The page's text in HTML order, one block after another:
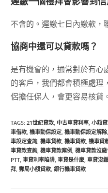
不會的。遲繳七日內繳款，
協商中還可以貸款嗎？
是有機會的，通常對於有心
的客戶，我們都會積極處理
侶擔任保人，會更容易核貸
TAGS:21世紀貸款 中古車貸利率 小額
車借款 機車動保設定 機車動保設定解除
車設定查詢 機車貸款 機車貸款 機車貸
車貸款查詢 機車貸款案例 機車貸款沒
PTT 車貸利率陷阱 車貸是什麼 車貸沒繳
拜 郵局小額貸款 銀行機車貸款